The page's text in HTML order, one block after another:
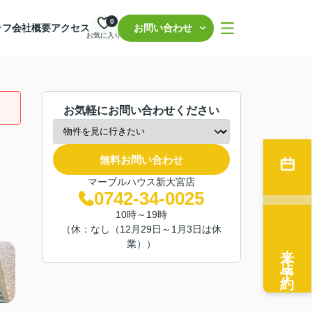
会社概要アクセス
お気に入り
0
お問い合わせ
お気軽にお問い合わせください
無料お問い合わせ
マーブルハウス新大宮店
0742-34-0025
10時～19時
（休：なし（12月29日～1月3日は休
業））
来店予約